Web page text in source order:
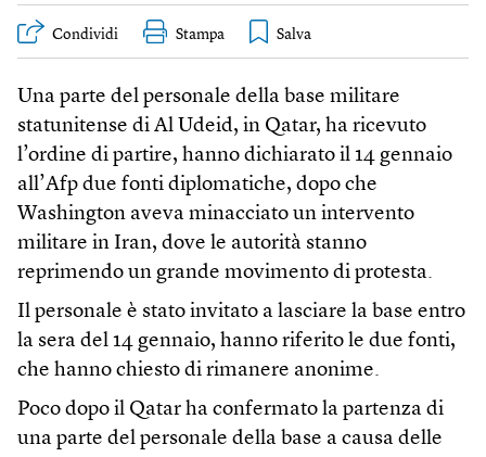
Condividi Stampa
Una parte del personale della base militare
statunitense di Al Udeid, in Qatar, ha ricevuto
l’ordine di partire, hanno dichiarato il 14 gennaio
all’Afp due fonti diplomatiche, dopo che
Washington aveva minacciato un intervento
militare in Iran, dove le autorità stanno
reprimendo un grande movimento di protesta.
Il personale è stato invitato a lasciare la base entro
la sera del 14 gennaio, hanno riferito le due fonti,
che hanno chiesto di rimanere anonime.
Poco dopo il Qatar ha confermato la partenza di
una parte del personale della base a causa delle